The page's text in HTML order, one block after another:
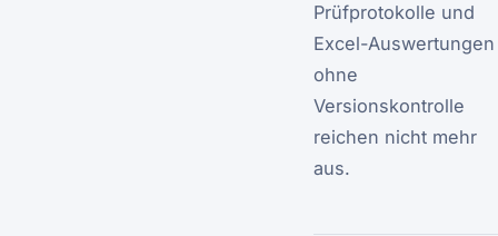
Prüfprotokolle und
Excel-Auswertungen
ohne
Versionskontrolle
reichen nicht mehr
aus.